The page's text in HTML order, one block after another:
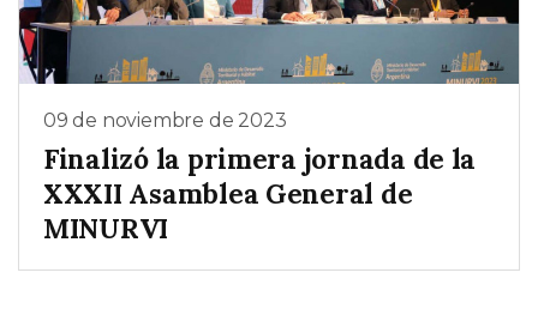
09 de noviembre de 2023
Finalizó la primera jornada de la
XXXII Asamblea General de
MINURVI